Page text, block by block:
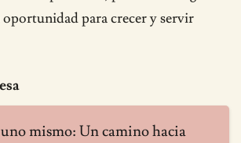
para crecer y servir
mismo: Un camino hacia